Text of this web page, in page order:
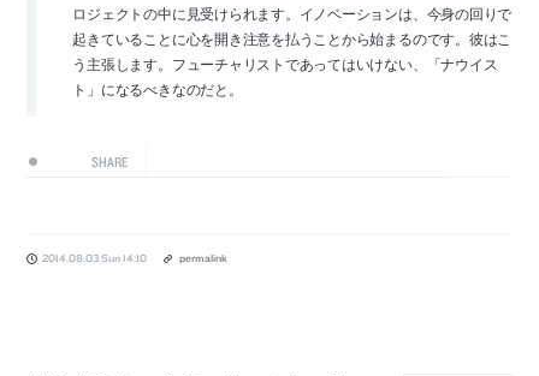
ロジェクトの中に見受けられます。イノベーションは、今身の回りで
起きていることに心を開き注意を払うことから始まるのです。彼はこ
う主張します。フューチャリストであってはいけない、「ナウイス
ト」になるべきなのだと。
SHARE
2014.08.03 Sun 14:10 permalink